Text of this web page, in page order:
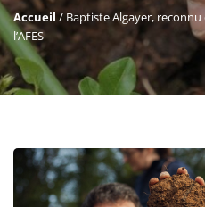
Accueil/ Baptiste Algayer,
l’AFES